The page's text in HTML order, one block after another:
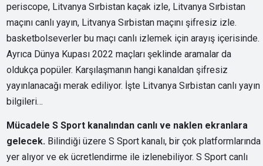
periscope, Litvanya Sırbistan kaçak izle, Litvanya Sırbistan
maçını canlı yayın, Litvanya Sırbistan maçını şifresiz izle.
basketbolseverler bu maçı canlı izlemek için arayış içerisinde.
Ayrıca Dünya Kupası 2022 maçları şeklinde aramalar da
oldukça popüler. Karşılaşmanın hangi kanaldan şifresiz
yayınlanacağı merak ediliyor. İşte Litvanya Sırbistan canlı yayın
bilgileri…
Mücadele S Sport kanalından canlı ve naklen ekranlara
gelecek. Bilindiği üzere S Sport kanalı, bir çok platformlarında
yer alıyor ve ek ücretlendirme ile izlenebiliyor. S Sport canlı